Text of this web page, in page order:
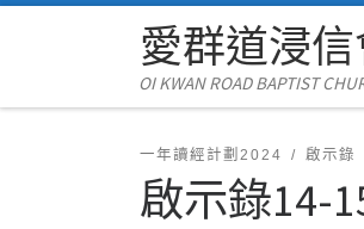
Skip to content愛群道浸
OI KWAN ROAD BAPTIST
一年讀經計劃2024 啟示錄
啟示錄14-